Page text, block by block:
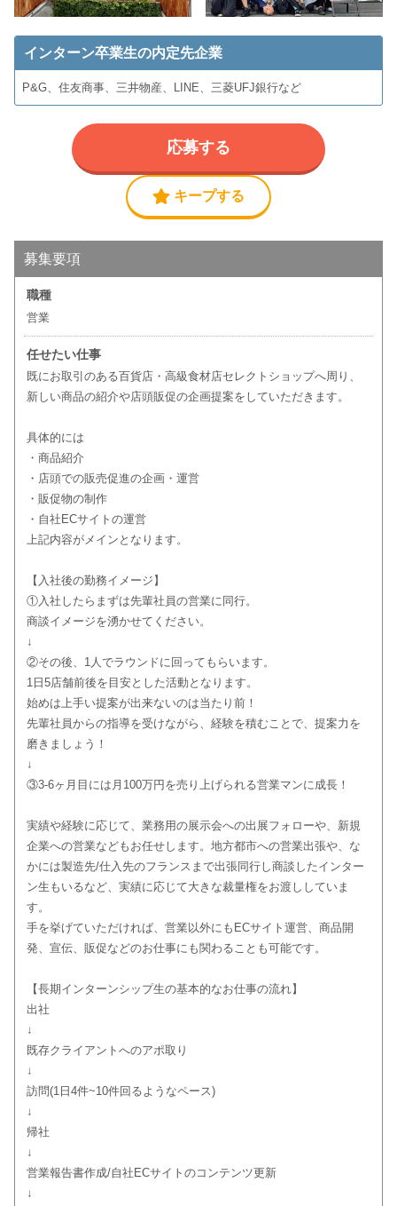
インターン卒業生の内定先企業
P&G、住友商事、三井物産、LINE、三菱UFJ銀行など
キープする
応募する
募集要項
職種
営業
任せたい仕事
既にお取引のある百貨店・高級食材店セレクトショップへ周り、
新しい商品の紹介や店頭販促の企画提案をしていただきます。
具体的には
・商品紹介
・店頭での販売促進の企画・運営
・販促物の制作
・自社ECサイトの運営
上記内容がメインとなります。
【入社後の勤務イメージ】
①入社したらまずは先輩社員の営業に同行。
商談イメージを湧かせてください。
↓
②その後、1人でラウンドに回ってもらいます。
1日5店舗前後を目安とした活動となります。
始めは上手い提案が出来ないのは当たり前！
先輩社員からの指導を受けながら、経験を積むことで、提案力を
磨きましょう！
↓
③3-6ヶ月目には月100万円を売り上げられる営業マンに成長！
実績や経験に応じて、業務用の展示会への出展フォローや、新規
企業への営業などもお任せします。地方都市への営業出張や、な
かには製造先/仕入先のフランスまで出張同行し商談したインター
ン生もいるなど、実績に応じて大きな裁量権をお渡ししていま
す。
手を挙げていただければ、営業以外にもECサイト運営、商品開
発、宣伝、販促などのお仕事にも関わることも可能です。
【長期インターンシップ生の基本的なお仕事の流れ】
出社
↓
既存クライアントへのアポ取り
↓
訪問(1日4件~10件回るようなペース)
↓
帰社
↓
営業報告書作成/自社ECサイトのコンテンツ更新
↓